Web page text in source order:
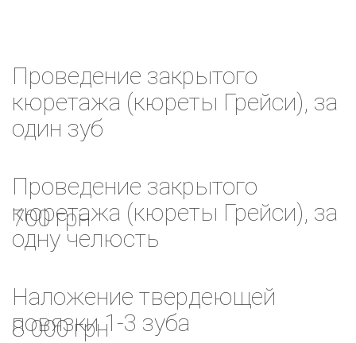
Проведение закрытого
кюретажа (кюреты Грейси), за
один зуб
700 грн
Проведение закрытого
кюретажа (кюреты Грейси), за
одну челюсть
8 000 грн
Наложение твердеющей
повязки 1-3 зуба